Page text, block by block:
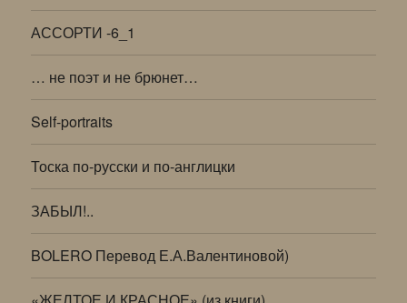
АССОРТИ -6_1
… не поэт и не брюнет…
Self-portraits
Тоска по-русски и по-англицки
ЗАБЫЛ!..
BOLERO Перевод Е.А.Валентиновой)